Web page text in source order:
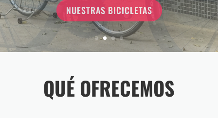
NUESTROS PARTNERS
QUÉ OFRECEMOS